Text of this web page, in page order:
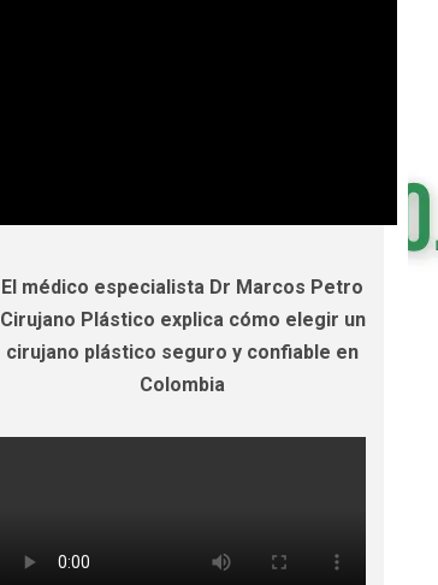
El médico especialista Dr Marcos Petro
Cirujano Plástico explica cómo elegir un
cirujano plástico seguro y confiable en
Colombia